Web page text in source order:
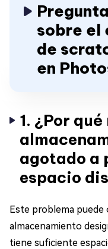
sobre el
de
en
1. ¿Por
agotado a
espacio
Este problema puede
almacenamiento
tiene suficiente